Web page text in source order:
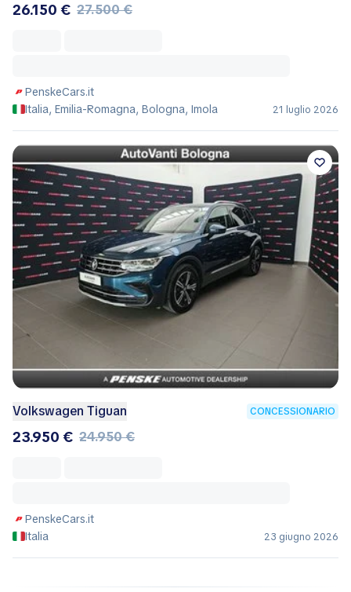
26.150 € 27.500 €
PenskeCars.it
Italia, Emilia-Romagna, Bologna, Imola
21 luglio 2026
Volkswagen Tiguan CONCESSIONARIO
23.950 € 24.950 €
PenskeCars.it
Italia
23 giugno 2026